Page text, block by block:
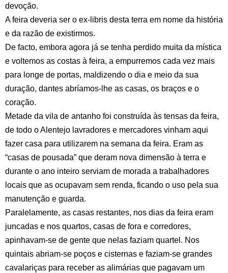
devoção.
A feira deveria ser o ex-libris desta terra em nome da história
e da razão de existirmos.
De facto, embora agora já se tenha perdido muita da mística
e voltemos as costas à feira, a empurremos cada vez mais
para longe de portas, maldizendo o dia e meio da sua
duração, dantes abríamos-lhe as casas, os braços e o
coração.
Metade da vila de antanho foi construída às tensas da feira,
de todo o Alentejo lavradores e mercadores vinham aqui
fazer casa para utilizarem na semana da feira. Eram as
“casas de pousada” que deram nova dimensão à terra e
durante o ano inteiro serviam de morada a trabalhadores
locais que as ocupavam sem renda, ficando o uso pela sua
manutenção e guarda.
Paralelamente, as casas restantes, nos dias da feira eram
juncadas e nos quartos, casas de fora e corredores,
apinhavam-se de gente que nelas faziam quartel. Nos
quintais abriam-se poços e cisternas e faziam-se grandes
cavalariças para receber as alimárias que pagavam um